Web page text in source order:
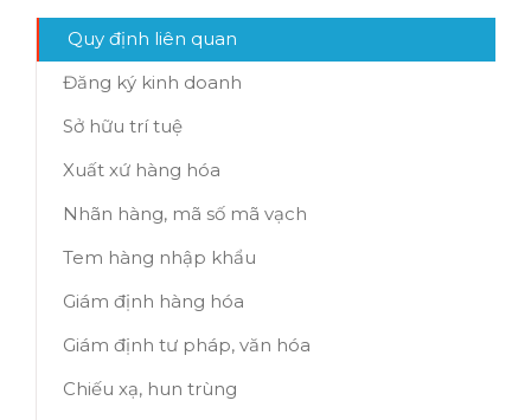
Quy định liên quan
Đăng ký kinh doanh
Sở hữu trí tuệ
Xuất xứ hàng hóa
Nhãn hàng, mã số mã vạch
Tem hàng nhập khẩu
Giám định hàng hóa
Giám định tư pháp, văn hóa
Chiếu xạ, hun trùng